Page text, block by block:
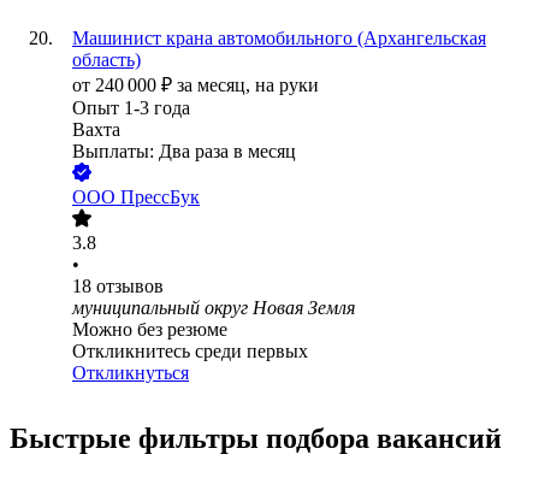
Машинист крана автомобильного (Архангельская
область)
от 240 000 ₽ за месяц, на руки
Опыт 1-3 года
Вахта
Выплаты: Два раза в месяц
ООО ПрессБук
3.8
•
18 отзывов
муниципальный округ Новая Земля
Можно без резюме
Откликнитесь среди первых
Откликнуться
Быстрые фильтры подбора вакансий